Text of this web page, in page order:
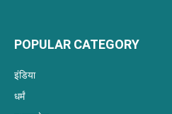
POPULAR CATEGORY
इंडिया
धर्मं